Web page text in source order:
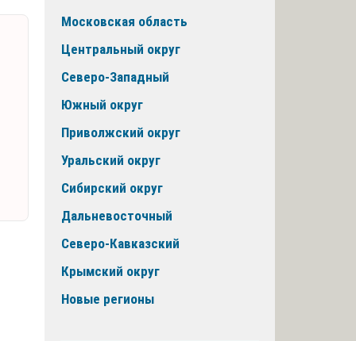
Московская область
Центральный округ
Северо-Западный
Южный округ
Приволжский округ
Уральский округ
Сибирский округ
Дальневосточный
Северо-Кавказский
Крымский округ
Новые регионы